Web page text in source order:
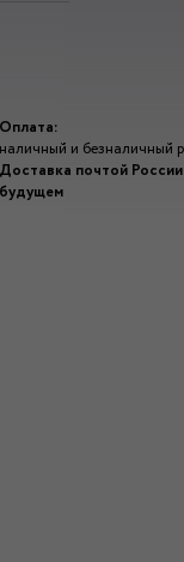
Оплата:
наличный и безналичный
Доставка почтой
будущем